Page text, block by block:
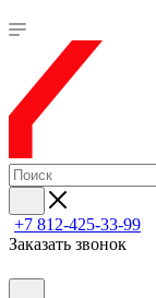
+7 812-425-33-99
Заказать звонок